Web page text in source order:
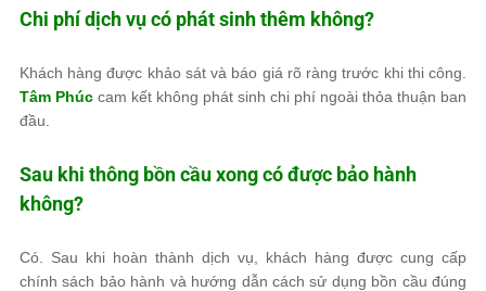
Chi phí dịch vụ có phát sinh thêm không?
Khách hàng được khảo sát và báo giá rõ ràng trước khi thi công.
Tâm Phúc cam kết không phát sinh chi phí ngoài thỏa thuận ban
đầu.
Sau khi thông bồn cầu xong có được bảo hành
không?
Có. Sau khi hoàn thành dịch vụ, khách hàng được cung cấp
chính sách bảo hành và hướng dẫn cách sử dụng bồn cầu đúng